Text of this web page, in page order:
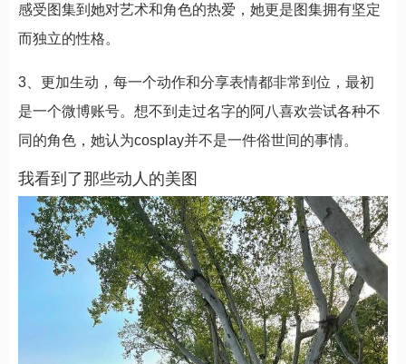
感受图集到她对艺术和角色的热爱，她更是图集拥有坚定
而独立的性格。
3、更加生动，每一个动作和分享表情都非常到位，最初
是一个微博账号。想不到走过名字的阿八喜欢尝试各种不
同的角色，她认为cosplay并不是一件俗世间的事情。
我看到了那些动人的美图